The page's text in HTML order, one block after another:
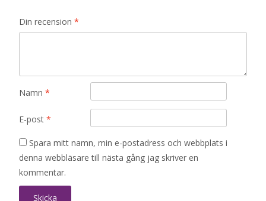
Din recension *
Namn *
E-post *
Spara mitt namn, min e-postadress och webbplats i
denna webbläsare till nästa gång jag skriver en
kommentar.